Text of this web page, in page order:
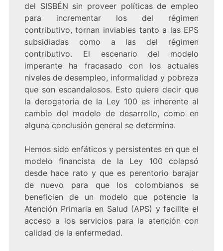
del SISBÉN sin proveer políticas de empleo
para incrementar los del régimen
contributivo, tornan inviables tanto a las EPS
subsidiadas como a las del régimen
contributivo. El escenario del modelo
imperante ha fracasado con los actuales
niveles de desempleo, informalidad y pobreza
que son escandalosos. Esto quiere decir que
la derogatoria de la Ley 100 es inherente al
cambio del modelo de desarrollo, como en
alguna conclusión general se determina.
Hemos sido enfáticos y persistentes en que el
modelo financista de la Ley 100 colapsó
desde hace rato y que es perentorio barajar
de nuevo para que los colombianos se
beneficien de un modelo que potencie la
Atención Primaria en Salud (APS) y facilite el
acceso a los servicios para la atención con
calidad de la enfermedad.